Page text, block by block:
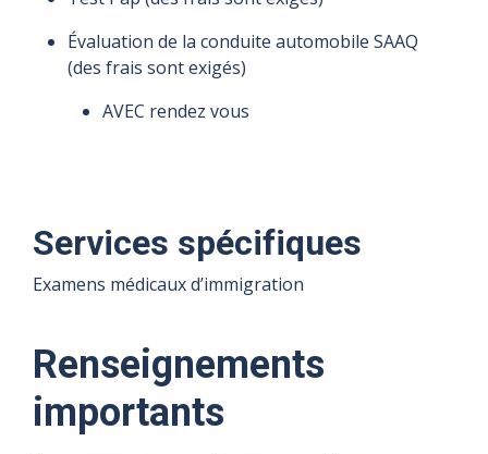
d'Immigration
Canada
d'Immigration
Canada
d'Immigration
Canada
d'Immigration
Canada
Évaluation de la conduite automobile SAAQ
(des frais sont exigés)
AVEC rendez vous
Services spécifiques
Examens médicaux d’immigration
Renseignements
importants